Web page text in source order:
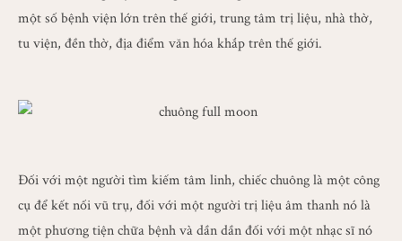
một số bệnh viện lớn trên thế giới, trung tâm trị liệu, nhà thờ,
tu viện, đền thờ, địa điểm văn hóa khắp trên thế giới.
Đối với một người tìm kiếm tâm linh, chiếc chuông là một công
cụ để kết nối vũ trụ, đối với một người trị liệu âm thanh nó là
một phương tiện chữa bệnh và dần dần đối với một nhạc sĩ nó